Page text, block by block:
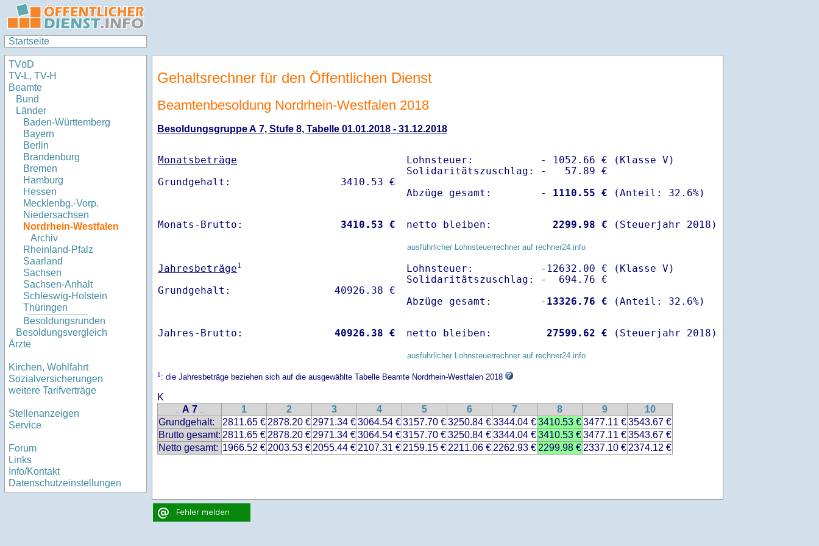
Startseite
TVöD
TV-L, TV-H
Beamte
Bund
Länder
Baden-Württemberg
Bayern
Berlin
Brandenburg
Bremen
Hamburg
Hessen
Mecklenbg.-Vorp.
Niedersachsen
Nordrhein-Westfalen
Archiv
Rheinland-Pfalz
Saarland
Sachsen
Sachsen-Anhalt
Schleswig-Holstein
Thüringen
Besoldungsrunden
Besoldungsvergleich
Ärzte
Kirchen, Wohlfahrt
Sozialversicherungen
weitere Tarifverträge
Stellenanzeigen
Service
Forum
Links
Info/Kontakt
Datenschutzeinstellungen
Gehaltsrechner für den Öffentlichen Dienst
Beamtenbesoldung Nordrhein-Westfalen 2018
Besoldungsgruppe A 7, Stufe 8, Tabelle 01.01.2018 - 31.12.2018
Monatsbeträge
Lohnsteuer:           - 1052.66 € (Klasse V)
Solidaritätszuschlag: -   57.89 €
Abzüge gesamt:        -
1110.55 €
Monats-Brutto: 3410.53 € netto bleiben: 2299.98 € (Steuerjahr 2018)
ausführlicher Lohnsteuerrechner auf rechner24.info
Jahresbeträge1
Lohnsteuer:           -12632.00 € (Klasse V)
Solidaritätszuschlag: -  694.76 €
Abzüge gesamt:        - 13326.76 €
Jahres-Brutto: 40926.38 € netto bleiben: 27599.62 € (Steuerjahr 2018)
ausführlicher Lohnsteuerrechner auf rechner24.info
1: die Jahresbeträge beziehen sich auf die ausgewählte Tabelle Beamte Nordrhein-Westfalen 2018
K
.. A 7 .. 1 2 3 4 5 6 7 8 9
10
Grundgehalt:
2811.65 € 2878.20 € 2971.34 €3064.54 €3157.70 €3250.84 €3344.04 €3410.53 €3477.11 €3543.67 €
Brutto gesamt: 2811.65 € 2878.20 € 2971.34 €3064.54 €3157.70 €3250.84 €3344.04 €3410.53 €3477.11 €3543.67 €
Netto gesamt: 1966.52 € 2003.53 € 2055.44 € 2107.31 € 2159.15 € 2211.06 € 2262.93 € 2299.98 € 2337.10 € 2374.12 €